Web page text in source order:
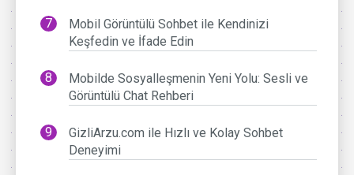
Mobil Görüntülü Sohbet ile Kendinizi
Keşfedin ve İfade Edin
Mobilde Sosyalleşmenin Yeni Yolu: Sesli ve
Görüntülü Chat Rehberi
GizliArzu.com ile Hızlı ve Kolay Sohbet
Deneyimi